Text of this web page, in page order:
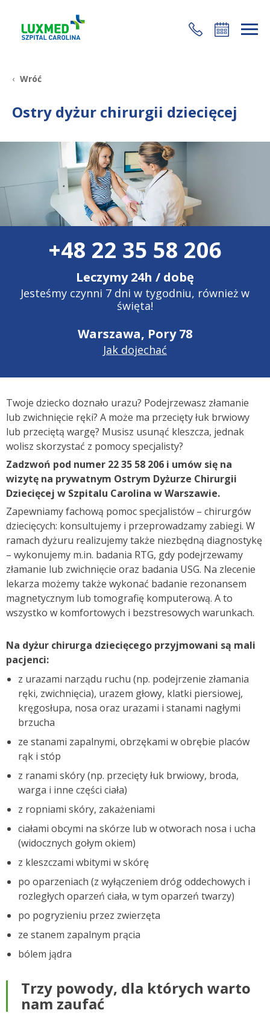
+48 22 35 58 200
Wróć
Ostry dyżur chirurgii dziecięcej
+48 22 35 58 206
Leczymy 24h / dobę
Jesteśmy czynni 7 dni w tygodniu, również w
święta!
Warszawa, Pory 78
Jak dojechać
Twoje dziecko doznało urazu? Podejrzewasz złamanie
lub zwichnięcie ręki? A może ma przecięty łuk brwiowy
lub przeciętą wargę? Musisz usunąć kleszcza, jednak
wolisz skorzystać z pomocy specjalisty?
Zadzwoń pod numer 22 35 58 206 i umów się na
wizytę na prywatnym Ostrym Dyżurze Chirurgii
Dziecięcej w Szpitalu Carolina w Warszawie.
Zapewniamy fachową pomoc specjalistów – chirurgów
dziecięcych: konsultujemy i przeprowadzamy zabiegi. W
ramach dyżuru realizujemy także niezbędną diagnostykę
– wykonujemy m.in. badania RTG, gdy podejrzewamy
złamanie lub zwichnięcie oraz badania USG. Na zlecenie
lekarza możemy także wykonać badanie rezonansem
magnetycznym lub tomografię komputerową. A to
wszystko w komfortowych i bezstresowych warunkach.
Na dyżur chirurga dziecięcego przyjmowani są mali
pacjenci:
z urazami narządu ruchu (np. podejrzenie złamania
ręki, zwichnięcia), urazem głowy, klatki piersiowej,
kręgosłupa, nosa oraz urazami i stanami nagłymi
brzucha
ze stanami zapalnymi, obrzękami w obrębie placów
rąk i stóp
z ranami skóry (np. przecięty łuk brwiowy, broda,
warga i inne części ciała)
z ropniami skóry, zakażeniami
ciałami obcymi na skórze lub w otworach nosa i ucha
(widocznych gołym okiem)
z kleszczami wbitymi w skórę
po oparzeniach (z wyłączeniem dróg oddechowych i
rozległych oparzeń ciała, w tym oparzeń twarzy)
po pogryzieniu przez zwierzęta
ze stanem zapalnym prącia
bólem jądra
Trzy powody, dla których warto
nam zaufać